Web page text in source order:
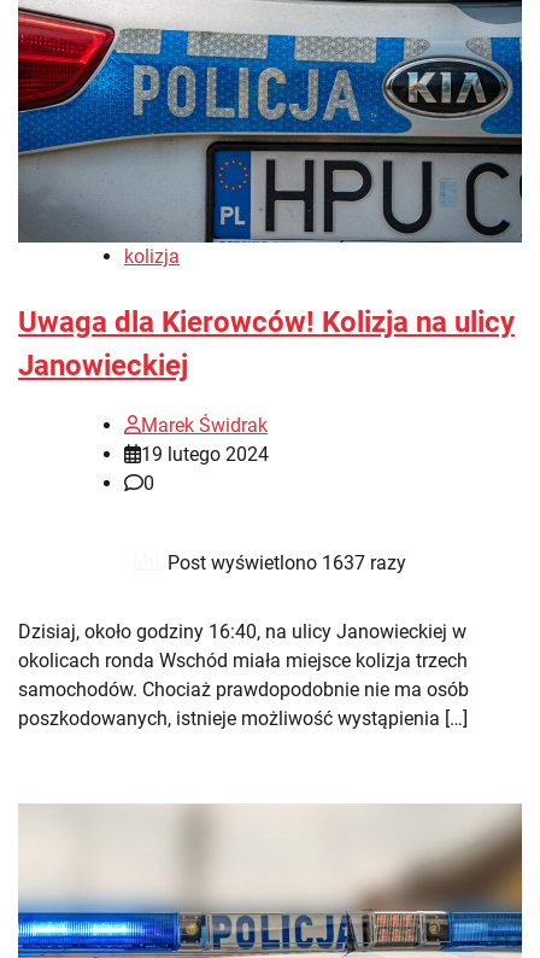
kolizja
Uwaga dla Kierowców! Kolizja na ulicy
Janowieckiej
Marek Świdrak
19 lutego 2024
0
Post wyświetlono 1637 razy
Dzisiaj, około godziny 16:40, na ulicy Janowieckiej w
okolicach ronda Wschód miała miejsce kolizja trzech
samochodów. Chociaż prawdopodobnie nie ma osób
poszkodowanych, istnieje możliwość wystąpienia […]